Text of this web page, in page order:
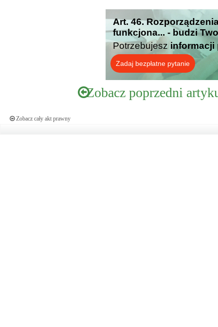
Art. 46.
funkcjona... - budzi
Potrzebujesz informacji
Zadaj bezpłatne pytanie
Zobacz poprzedni
Zobacz cały akt prawny